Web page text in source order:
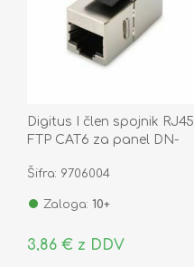
Digitus I člen spojnik RJ45
FTP CAT6 za panel DN-
Šifra: 9706004
Zaloga: 10+
3,86 € z DDV